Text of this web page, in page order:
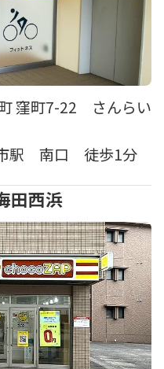
窪町7-22 さんらい
駅 南口 徒歩1分
田西浜